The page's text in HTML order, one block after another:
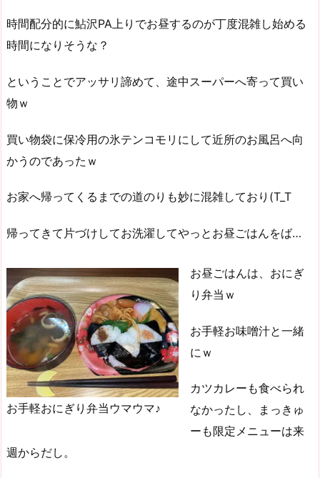
時間配分的に鮎沢PA上りでお昼するのが丁度混雑し始める
時間になりそうな？
ということでアッサリ諦めて、途中スーパーへ寄って買い
物ｗ
買い物袋に保冷用の氷テンコモリにして近所のお風呂へ向
かうのであったｗ
お家へ帰ってくるまでの道のりも妙に混雑しており(T_T
帰ってきて片づけしてお洗濯してやっとお昼ごはんをば…
お手軽おにぎり弁当ウマウマ♪
お昼ごはんは、おにぎ
り弁当ｗ
お手軽お味噌汁と一緒
にｗ
カツカレーも食べられ
なかったし、まっきゅ
ーも限定メニューは来
週からだし。